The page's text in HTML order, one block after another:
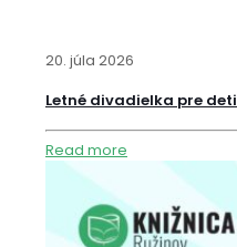
20. júla 2026
Letné divadielka pre deti
Read more